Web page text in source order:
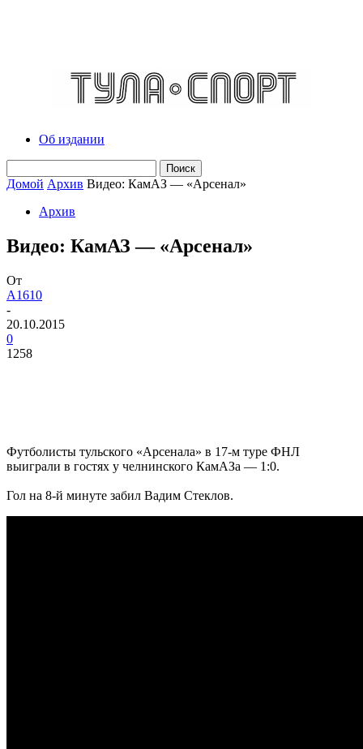
Об издании
Домой Архив Видео: КамАЗ — «Арсенал»
Архив
Видео: КамАЗ — «Арсенал»
От
A1610
-
20.10.2015
0
1258
Футболисты тульского «Арсенала» в 17-м туре ФНЛ
выиграли в гостях у челнинского КамАЗа — 1:0.
Гол на 8-й минуте забил Вадим Стеклов.